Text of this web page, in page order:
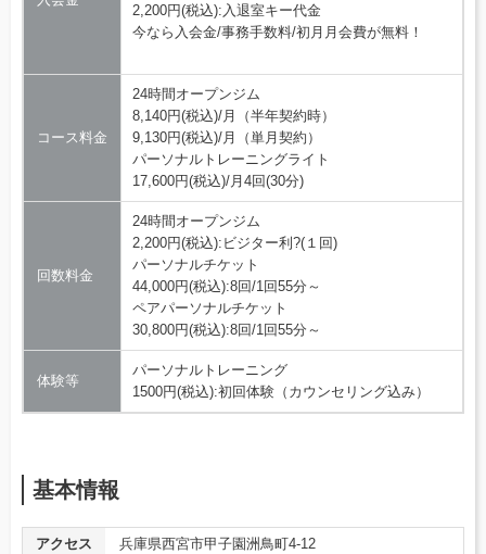
2,200円(税込):⼊退室キー代⾦
今なら入会金/事務手数料/初月月会費が無料！
コース料金
24時間オープンジム
8,140円(税込)/月（半年契約時）
9,130円(税込)/月（単月契約）
パーソナルトレーニングライト
17,600円(税込)/月4回(30分)
回数料金
24時間オープンジム
2,200円(税込):ビジター利?(１回)
パーソナルチケット
44,000円(税込):8回/1回55分～
ペアパーソナルチケット
30,800円(税込):8回/1回55分～
体験等
パーソナルトレーニング
1500円(税込):初回体験（カウンセリング込み）
基本情報
アクセス
兵庫県西宮市甲子園洲鳥町4-12